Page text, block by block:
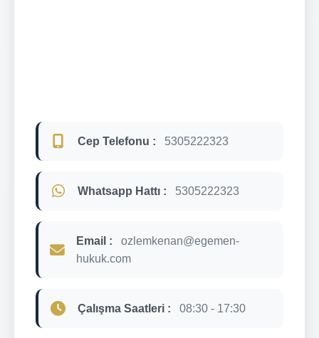
Cep Telefonu : 5305222323
Whatsapp Hattı : 5305222323
Email :
ozlemkenan@egemen-
hukuk.com
Çalışma Saatleri : 08:30 - 17:30